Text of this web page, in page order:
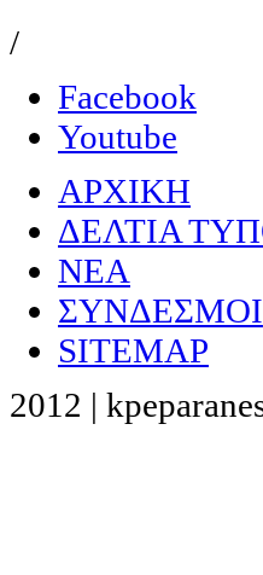
/
Facebook
Youtube
ΑΡΧΙΚΗ
ΔΕΛΤΙΑ
NEA
ΣΥΝΔΕΣΜΟΙ
SITEMAP
2012 |